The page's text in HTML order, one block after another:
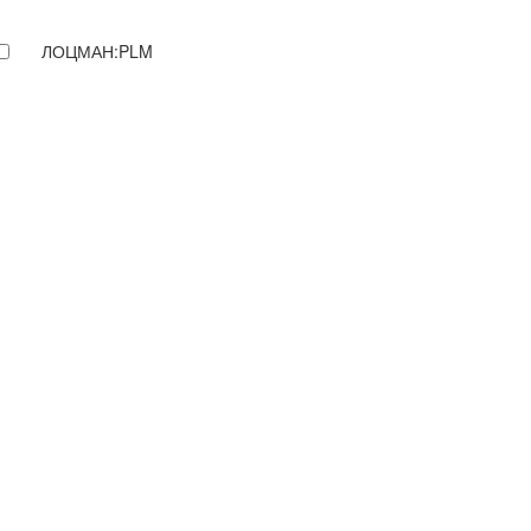
ЛОЦМАН:PLM